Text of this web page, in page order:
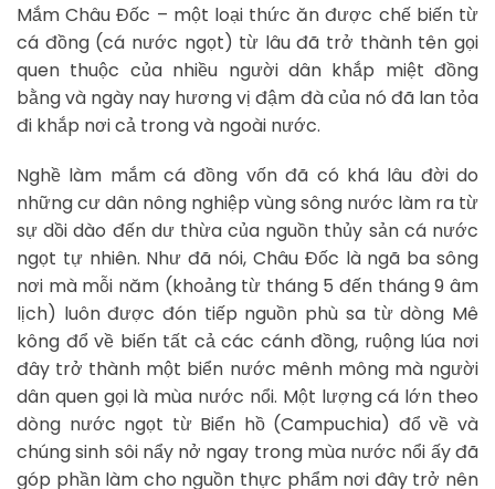
Mắm Châu Đốc – một loại thức ăn được chế biến từ
cá đồng (cá nước ngọt) từ lâu đã trở thành tên gọi
quen thuộc của nhiều người dân khắp miệt đồng
bằng và ngày nay hương vị đậm đà của nó đã lan tỏa
đi khắp nơi cả trong và ngoài nước.
Nghề làm mắm cá đồng vốn đã có khá lâu đời do
những cư dân nông nghiệp vùng sông nước làm ra từ
sự dồi dào đến dư thừa của nguồn thủy sản cá nước
ngọt tự nhiên. Như đã nói, Châu Đốc là ngã ba sông
nơi mà mỗi năm (khoảng từ tháng 5 đến tháng 9 âm
lịch) luôn được đón tiếp nguồn phù sa từ dòng Mê
kông đổ về biến tất cả các cánh đồng, ruộng lúa nơi
đây trở thành một biển nước mênh mông mà người
dân quen gọi là mùa nước nổi. Một lượng cá lớn theo
dòng nước ngọt từ Biển hồ (Campuchia) đổ về và
chúng sinh sôi nẩy nở ngay trong mùa nước nổi ấy đã
góp phần làm cho nguồn thực phẩm nơi đây trở nên